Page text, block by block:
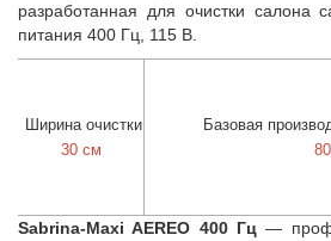
разработанная для очистки салона
питания 400 Гц, 115 В.
Ширина очистки
30 см
Базовая
Sabrina-Maxi AEREO 400 Гц —